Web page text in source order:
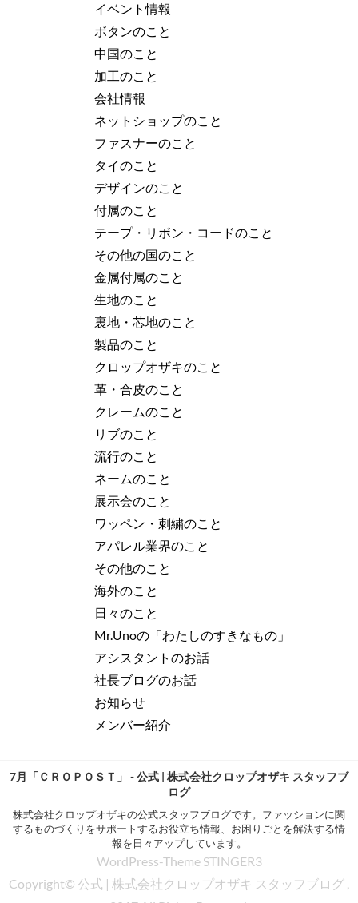
イベント情報
ボタンのこと
中国のこと
加工のこと
会社情報
ネットショップのこと
ファスナーのこと
タイのこと
デザインのこと
付属のこと
テープ・リボン・コードのこと
その他の国のこと
金属付属のこと
生地のこと
裏地・芯地のこと
製品のこと
クロップオザキのこと
革・合皮のこと
クレームのこと
リブのこと
流行のこと
ネームのこと
展示会のこと
ワッペン・刺繍のこと
アパレル業界のこと
その他のこと
海外のこと
日々のこと
Mr.Unoの「わたしのすきなもの」
アシスタントのお話
社長ブログのお話
お知らせ
メンバー紹介
7月「ＣＲＯＰＯＳＴ」 - 公式 | 株式会社クロップオザキ スタッフブ
ログ
株式会社クロップオザキの公式スタッフブログです。ファッションに関
するものづくりをサポートするお役立ち情報、お困りごとを解決する情
報を日々アップしています。
WordPress-Theme STINGER3
Copyright© 公式 | 株式会社クロップオザキ スタッフブログ ,